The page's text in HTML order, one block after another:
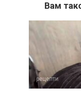
Вам
рецепти